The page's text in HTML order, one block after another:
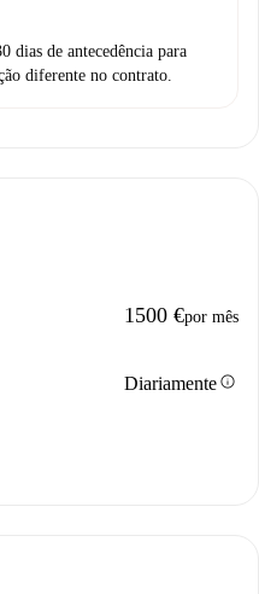
dias de antecedência para
diferente no contrato.
1500 €por mês
Diariamenteinfo